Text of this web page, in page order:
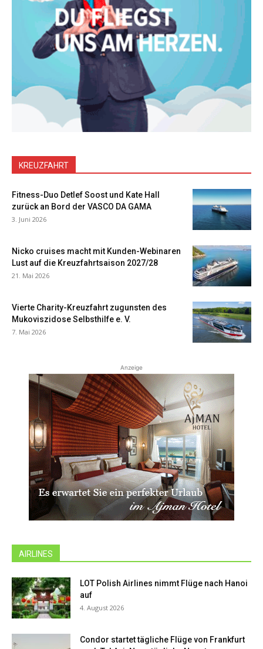
KREUZFAHRT
Fitness-Duo Detlef Soost und Kate Hall
zurück an Bord der VASCO DA GAMA
3. Juni 2026
Nicko cruises macht mit Kunden-Webinaren
Lust auf die Kreuzfahrtsaison 2027/28
21. Mai 2026
Vierte Charity-Kreuzfahrt zugunsten des
Mukoviszidose Selbsthilfe e. V.
7. Mai 2026
Anzeige
AIRLINES
LOT Polish Airlines nimmt Flüge nach Hanoi
auf
4. August 2026
Condor startet tägliche Flüge von Frankfurt